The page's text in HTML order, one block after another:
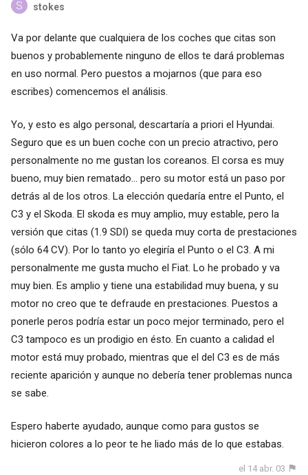
stokes
Va por delante que cualquiera de los coches que citas son
buenos y probablemente ninguno de ellos te dará problemas
en uso normal. Pero puestos a mojarnos (que para eso
escribes) comencemos el análisis.
Yo, y esto es algo personal, descartaría a priori el Hyundai.
Seguro que es un buen coche con un precio atractivo, pero
personalmente no me gustan los coreanos. El corsa es muy
bueno, muy bien rematado... pero su motor está un paso por
detrás al de los otros. La elección quedaría entre el Punto, el
C3 y el Skoda. El skoda es muy amplio, muy estable, pero la
versión que citas (1.9 SDI) se queda muy corta de prestaciones
(sólo 64 CV). Por lo tanto yo elegiría el Punto o el C3. A mi
personalmente me gusta mucho el Fiat. Lo he probado y va
muy bien. Es amplio y tiene una estabilidad muy buena, y su
motor no creo que te defraude en prestaciones. Puestos a
ponerle peros podría estar un poco mejor terminado, pero el
C3 tampoco es un prodigio en ésto. En cuanto a calidad el
motor está muy probado, mientras que el del C3 es de más
reciente aparición y aunque no debería tener problemas nunca
se sabe.
Espero haberte ayudado, aunque como para gustos se
hicieron colores a lo peor te he liado más de lo que estabas.
el 14 abr. 03